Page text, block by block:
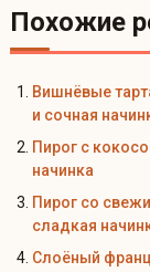
Похожие
Вишнёвые
и сочная
Пирог с
начинка
Пирог со
сладкая
Слоёный